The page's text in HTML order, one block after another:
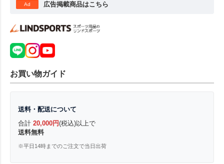
Ad 広告掲載商品はこちら
お買い物ガイド
送料・配送について
合計 20,000円(税込)以上で
送料無料
※平日14時までのご注文で当日出荷